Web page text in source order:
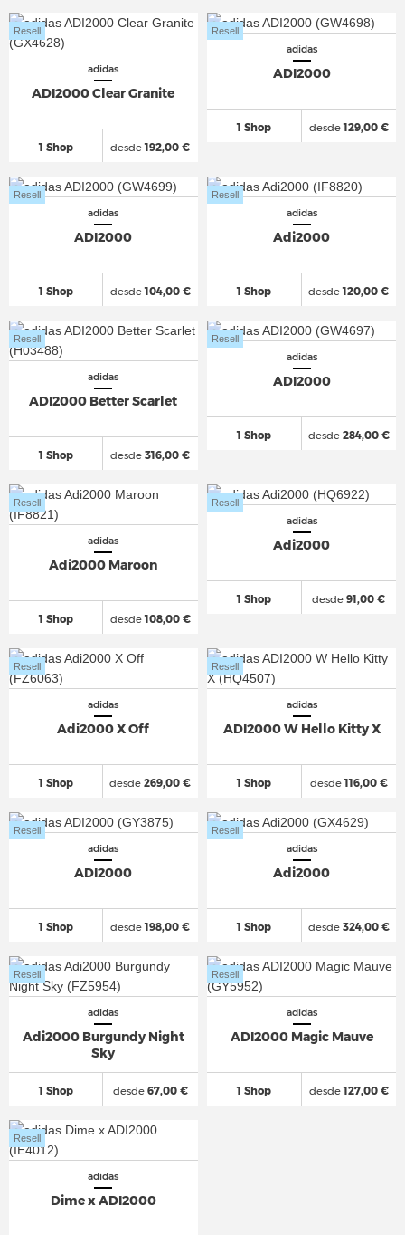
adidas
ADI2000 Clear Granite
1 Shop
Resell
desde192,00 €
adidas
ADI2000
1 Shop
Resell
desde129,00 €
adidas
ADI2000
1 Shop
Resell
desde104,00 €
adidas
Adi2000
1 Shop
Resell
desde120,00 €
adidas
ADI2000 Better Scarlet
1 Shop
Resell
desde 316,00 €
adidas
ADI2000
1 Shop
Resell
desde284,00 €
adidas
Adi2000 Maroon
1 Shop
Resell
desde108,00 €
adidas
Adi2000
1 Shop
Resell
desde 91,00 €
adidas
Adi2000 X Off
1 Shop
Resell
desde 269,00 €
adidas
ADI2000 W Hello Kitty X
1 Shop
Resell
desde116,00 €
adidas
ADI2000
1 Shop
Resell
desde198,00 €
adidas
Adi2000
1 Shop
Resell
desde324,00 €
adidas
Adi2000 Burgundy Night
Sky
1 Shop
Resell
desde67,00 €
adidas
ADI2000 Magic Mauve
1 Shop
Resell
desde127,00 €
adidas
Dime x ADI2000
Resell